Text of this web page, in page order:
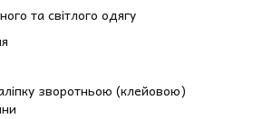
та світлого одягу
зворотньою (клейовою)